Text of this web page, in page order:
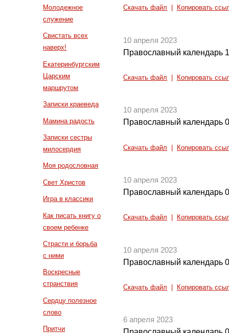
Молодежное
служение
Свистать всех
наверх!
Екатеринбургским
Царским
маршрутом
Записки краеведа
Мамина радость
Записки сестры
милосердия
Моя родословная
Свет Христов
Игра в классики
Как писать книгу о
своем ребенке
Страсти и борьба
с ними
Воскресные
странствия
Сердцу полезное
слово
Притчи
Скачать файл Копировать
10 апреля 2023
Православный календарь
Скачать файл Копировать
10 апреля 2023
Православный календарь
Скачать файл Копировать
10 апреля 2023
Православный календарь
Скачать файл Копировать
10 апреля 2023
Православный календарь
Скачать файл Копировать
6 апреля 2023